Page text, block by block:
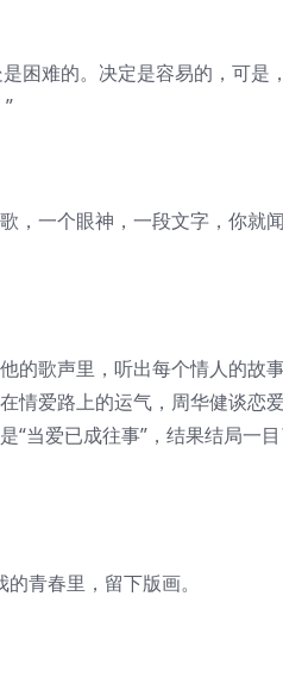
困难的。决定是容易的，可是
一个眼神，一段文字，你就
歌声里，听出每个情人的故
情爱路上的运气，周华健谈恋
“当爱已成往事”，结果结局一
青春里，留下版画。